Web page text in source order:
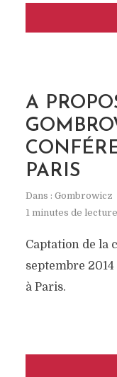
A
PARIS
Dans : Gombrowicz
1 minutes de lecture
Captation de la
septembre
à Paris.